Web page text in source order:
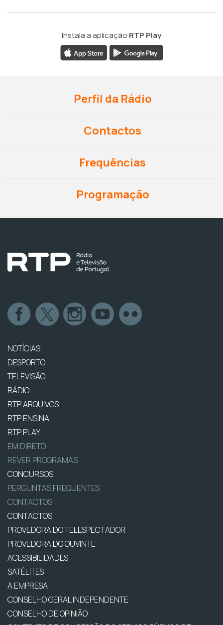
Instala a aplicação RTP Play
Perfil da Rádio
Contactos
Frequências
Programação
NOTÍCIAS
DESPORTO
TELEVISÃO
RÁDIO
RTP ARQUIVOS
RTP ENSINA
RTP PLAY
EM DIRETO
REVER PROGRAMAS
CONCURSOS
PERGUNTAS FREQUENTES
CONTACTOS
CONTACTOS
PROVEDORA DO TELESPECTADOR
PROVEDORA DO OUVINTE
ACESSIBILIDADES
SATÉLITES
A EMPRESA
CONSELHO GERAL INDEPENDENTE
CONSELHO DE OPINIÃO